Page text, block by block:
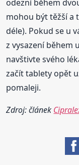
odezní během
mohou být těžší a
déle). Pokud se u
z vysazení během
navštivte svého
začít tablety opět
pomaleji.
Zdroj: článek